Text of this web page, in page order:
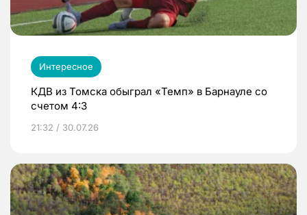
Интересное
КДВ из Томска обыграл «Темп» в Барнауле со
счетом 4:3
21:32 / 30.07.26